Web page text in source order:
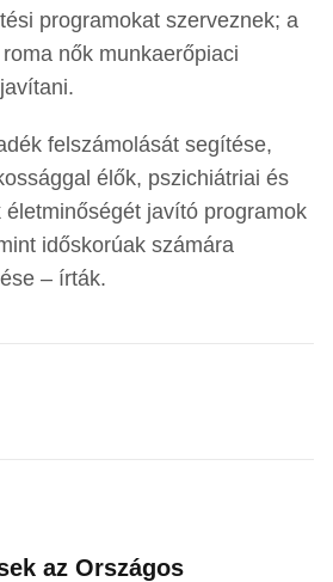
programokat szerveznek; a
nők munkaerőpiaci
felszámolását segítése,
élők, pszichiátriai és
javító programok
időskorúak számára
– írták.
az Országos